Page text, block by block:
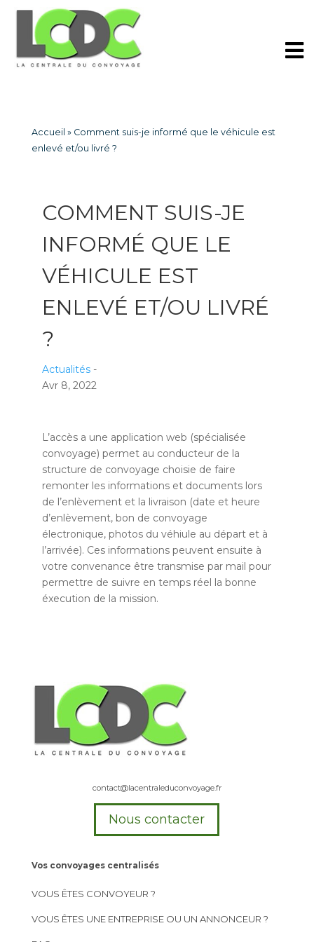
Accueil » Comment suis-je informé que le véhicule est
enlevé et/ou livré ?
COMMENT SUIS-JE
INFORMÉ QUE LE
VÉHICULE EST
ENLEVÉ ET/OU LIVRÉ
?
Actualités-
Avr 8, 2022
L’accès a une application web (spécialisée
convoyage) permet au conducteur de la
structure de convoyage choisie de faire
remonter les informations et documents lors
de l’enlèvement et la livraison (date et heure
d’enlèvement, bon de convoyage
électronique, photos du véhiule au départ et à
l’arrivée). Ces informations peuvent ensuite à
votre convenance être transmise par mail pour
permettre de suivre en temps réel la bonne
éxecution de la mission.
contact@lacentraleduconvoyage.fr
Nous contacter
Vos convoyages centralisés
VOUS ÊTES CONVOYEUR ?
VOUS ÊTES UNE ENTREPRISE OU UN ANNONCEUR ?